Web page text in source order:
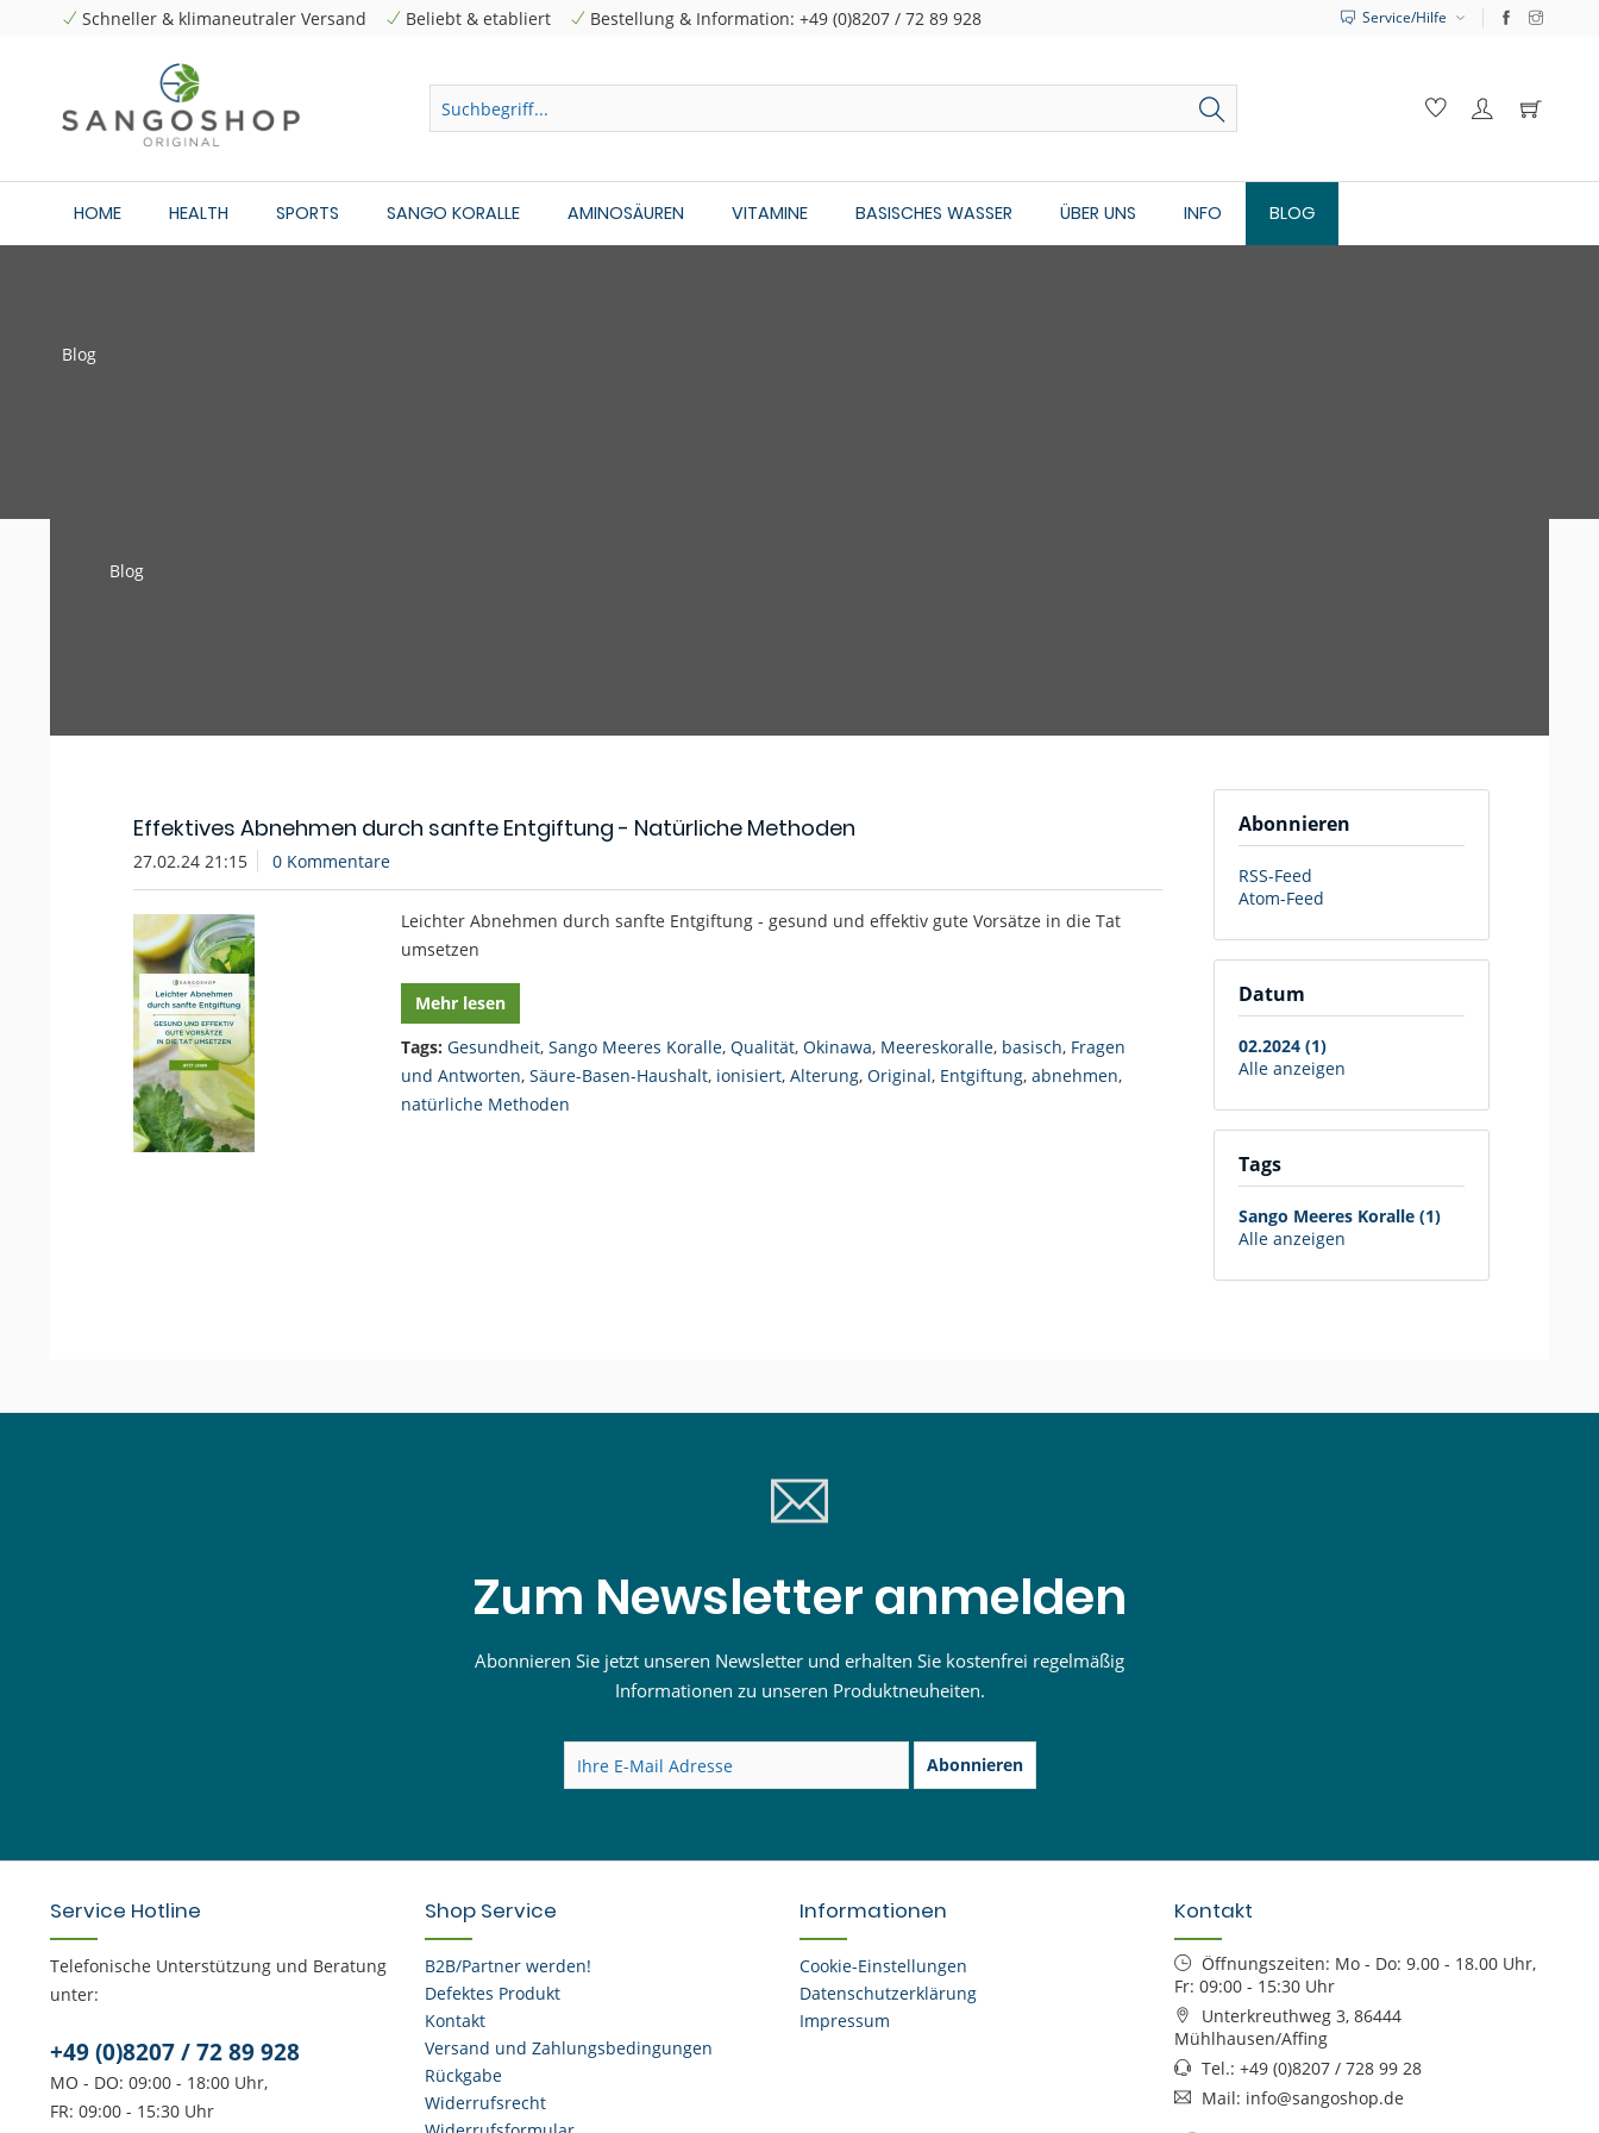
Schneller & klimaneutraler Versand Beliebt & etabliert Bestellung & Information: +49 (0)8207 / 72 89 928 Service/Hilfe
HOME HEALTH SPORTS SANGO KORALLE AMINOSÄUREN VITAMINE BASISCHES WASSER ÜBER UNS INFO BLOG
Blog
Blog
Abonnieren
RSS-Feed
Atom-Feed
Datum
02.2024 (1)
Alle anzeigen
Tags
Sango Meeres Koralle (1)
Alle anzeigen
Effektives Abnehmen durch sanfte Entgiftung - Natürliche Methoden
27.02.24 21:15 0 Kommentare
Leichter Abnehmen durch sanfte Entgiftung - gesund und effektiv gute Vorsätze in die Tat
umsetzen
Mehr lesen
Tags: Gesundheit, Sango Meeres Koralle, Qualität, Okinawa, Meereskoralle, basisch, Fragen
und Antworten, Säure-Basen-Haushalt, ionisiert, Alterung, Original, Entgiftung, abnehmen,
natürliche Methoden
Zum Newsletter anmelden
Abonnieren Sie jetzt unseren Newsletter und erhalten Sie kostenfrei regelmäßig
Informationen zu unseren Produktneuheiten.
Abonnieren
Service Hotline
Telefonische Unterstützung und Beratung
unter:
+49 (0)8207 / 72 89 928
MO - DO: 09:00 - 18:00 Uhr,
FR: 09:00 - 15:30 Uhr
Shop Service
B2B/Partner werden!
Defektes Produkt
Kontakt
Versand und Zahlungsbedingungen
Rückgabe
Widerrufsrecht
Informationen
Cookie-Einstellungen
Datenschutzerklärung
Impressum
Kontakt
Öffnungszeiten: Mo - Do: 9.00 - 18.00 Uhr,
Fr: 09:00 - 15:30 Uhr
Unterkreuthweg 3, 86444
Mühlhausen/Affing
Tel.: +49 (0)8207 / 728 99 28
Mail: info@sangoshop.de